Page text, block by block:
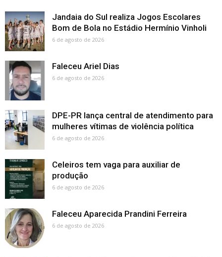
Jandaia do Sul realiza Jogos Escolares
Bom de Bola no Estádio Hermínio Vinholi
6 de agosto de 2026
Faleceu Ariel Dias
6 de agosto de 2026
DPE-PR lança central de atendimento para
mulheres vítimas de violência política
6 de agosto de 2026
Celeiros tem vaga para auxiliar de
produção
6 de agosto de 2026
Faleceu Aparecida Prandini Ferreira
6 de agosto de 2026